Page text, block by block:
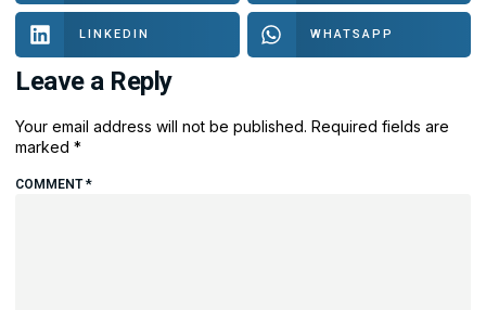
LINKEDIN WHATSAPP
Leave a Reply
Your email address will not be published. Required fields are
marked *
COMMENT*